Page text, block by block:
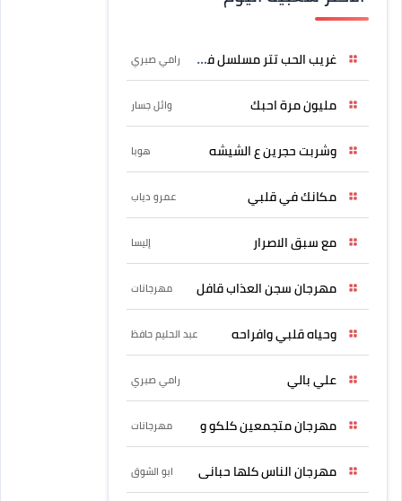
غريب الحب تتر مسلسل فرصة رامي صبري
مليون مرة احبك وائل جسار
وشربت حجرين ع الشيشه هوبا
مكانك في قلبي عمرو دياب
مع سبق الاصرار إليسا
مهرجان سجن العذاب قافل مهرجانات
وحياه قلبي وافراحه عبد الحليم حافظ
علي بالي رامي صبري
مهرجان متجمعين كلكو و مهرجانات
مهرجان الناس كلها حبانى ابو الشوق